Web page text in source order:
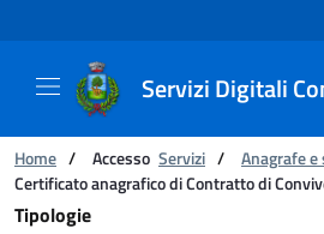
Servizi Digitali
Catalogo servizi
You are:
Home / Accesso Servizi / Anagrafe
Certificato anagrafico di Contratto di
Tipologie